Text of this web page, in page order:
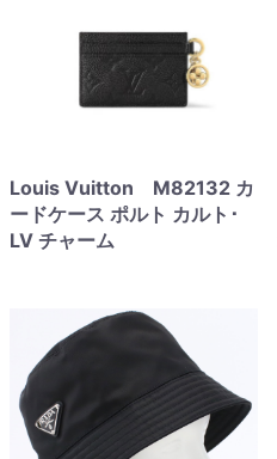
Louis Vuitton M82132 カ
ードケース ポルト カルト･
LV チャーム